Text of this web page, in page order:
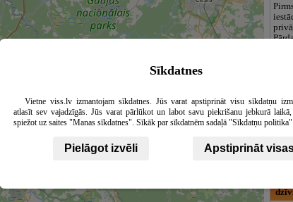
līdz
Aiva
Sīkdatnes
Vietne viss.lv izmantojam sīkdatnes. Jūs varat apstiprināt visu sīkdatņu
atlasīt sev vajadzīgās. Jūs varat pārlūkot un labot savu piekrišanu jebkurā laikā,
spiežot uz saites "Manas sīkdatnes". Sīkāk par sīkdatnēm sadaļā "Sīkdatņu politika"
Pielāgot izvēli Apstiprināt